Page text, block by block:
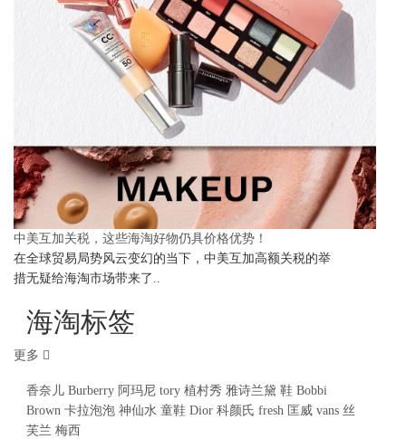
中美互加关税，这些海淘好物仍具价格优势！
在全球贸易局势风云变幻的当下，中美互加高额关税的举
措无疑给海淘市场带来了..
海淘标签
更多
香奈儿 Burberry 阿玛尼 tory 植村秀 雅诗兰黛 鞋 Bobbi
Brown 卡拉泡泡 神仙水 童鞋 Dior 科颜氏 fresh 匡威 vans 丝
芙兰 梅西